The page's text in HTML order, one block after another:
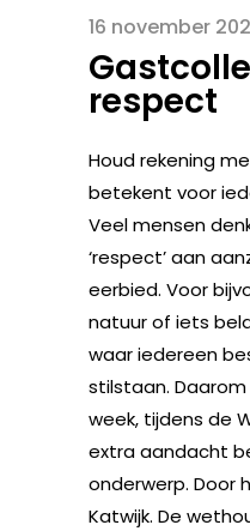
16 november
respect
Houd rekening
betekent voor
Veel mensen
‘respect’ aan
eerbied. Voor
natuur of iets
waar iedereen
stilstaan.
week, tijdens de
extra aandacht
onderwerp. Door
Katwijk. De